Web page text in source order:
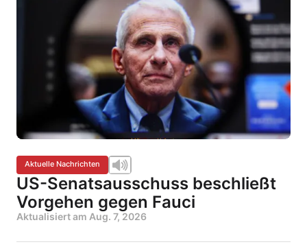
Aktuelle Nachrichten
US-Senatsausschuss beschließt
Vorgehen gegen Fauci
Aktualisiert am Aug. 7, 2026